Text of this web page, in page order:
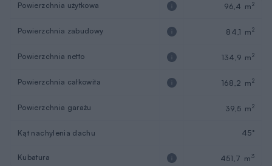
Powierzchnia użytkowa 96,4 m2
Powierzchnia zabudowy 84,1 m2
Powierzchnia netto 134,9 m2
Powierzchnia całkowita 168,2 m2
Powierzchnia garażu 39,5 m2
Kąt nachylenia dachu 45°
Kubatura 451,7 m3